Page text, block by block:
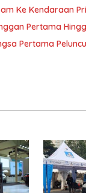
Ke Kendaraan
Pertama
Pertama